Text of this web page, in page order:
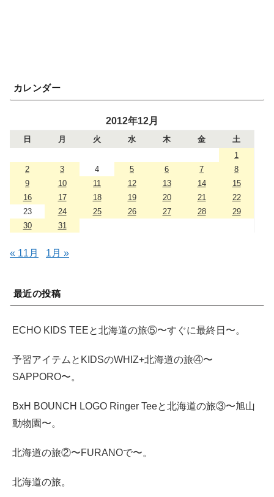
カレンダー
2012年12月
日 月 火 水 木 金
土
1
2
3 4 5 6 7
8
9
10 11 12 13 14
15
16
17 18 19 20 21
22
23
24 25 26 27 28
29
30
31
« 11月 1月 »
最近の投稿
ECHO KIDS TEEと北海道の旅⑤〜すぐに最終日〜。
予習アイテムとKIDSのWHIZ+北海道の旅④〜
SAPPORO〜。
BxH BOUNCH LOGO Ringer Teeと北海道の旅③〜旭山
動物園〜。
北海道の旅②〜FURANOで〜。
北海道の旅。